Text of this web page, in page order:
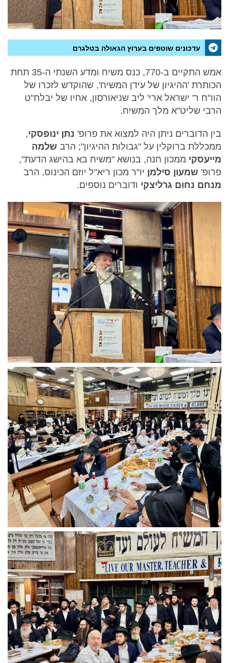
עדכונים שוטפים בערוץ הגאולה בטלגרם
אמש התקיים ב-770, כנס משיח ומדע השנתי ה-35 תחת
הכותרת 'ההיגיון של עידן המשיח', שהוקדש לזכרו של
הוו"ח ר' ישראל ארי' ליב שניאורסון, אחיו של יבלח"ט
הרבי שליט"א מלך המשיח.
בין הדוברים ניתן היה למצוא את פרופ' נתן ינופסקי,
ממכללת ברוקלין על "גבולות ההיגיון"; הרב שלמה
מייעסקי ממכון חנה, בנושא "משיח בא בהישג הדעת",
פרופ' שמעון סילמן יו"ר מכון ריא"ל יוזם הכינוס, הרב
מנחם נחום גרליצקי ודוברים נוספים.